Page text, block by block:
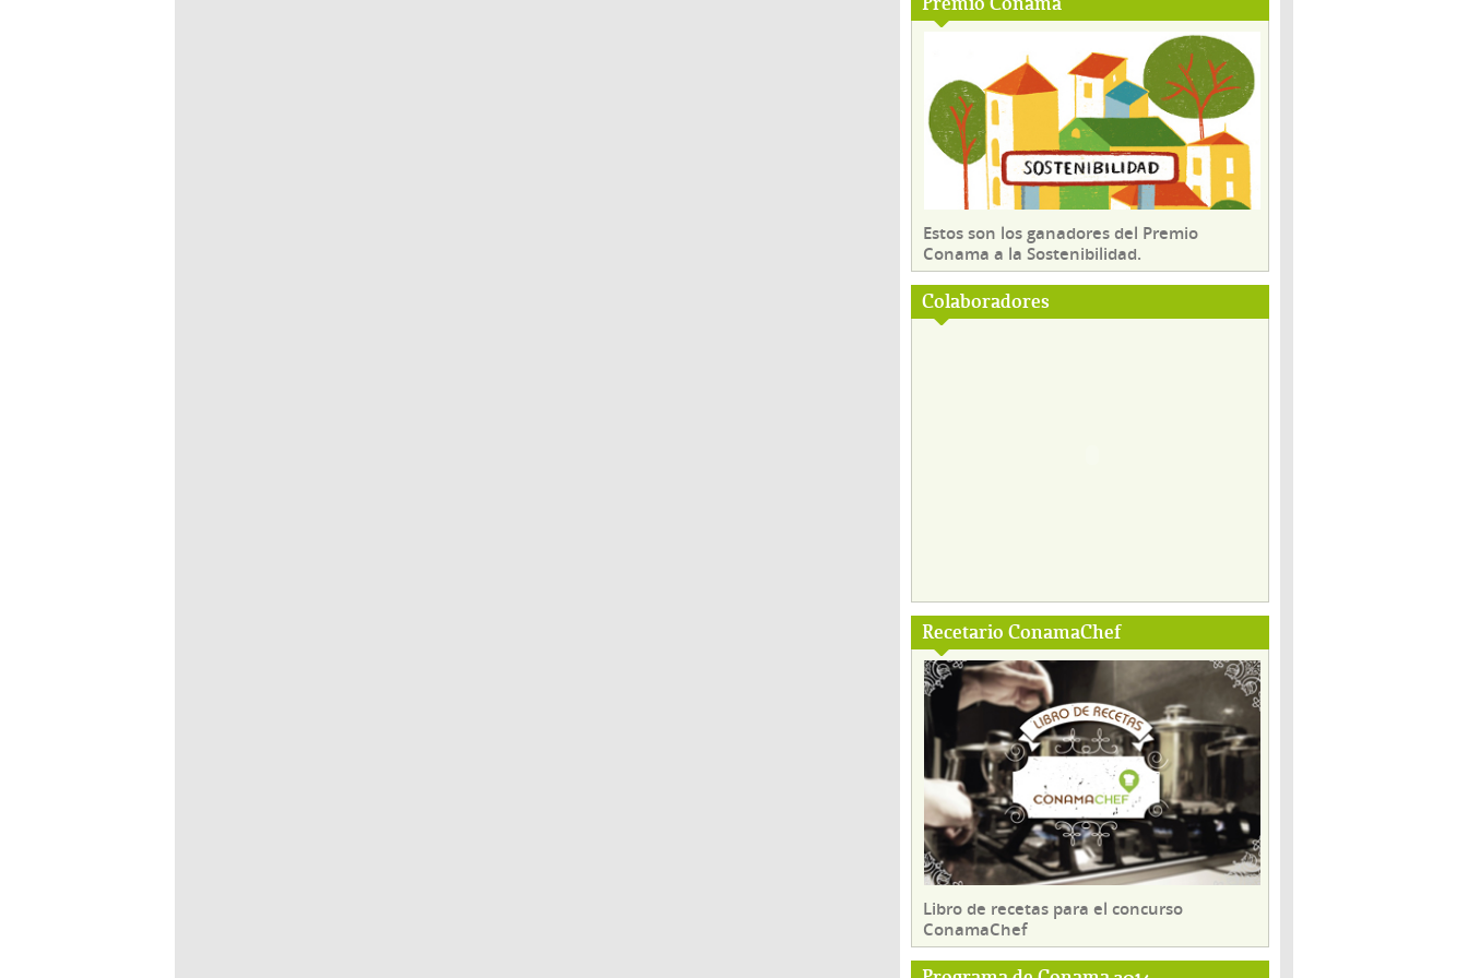
Estos son los ganadores del Premio
Conama a la Sostenibilidad.
Colaboradores
Recetario ConamaChef
Libro de recetas para el concurso
ConamaChef